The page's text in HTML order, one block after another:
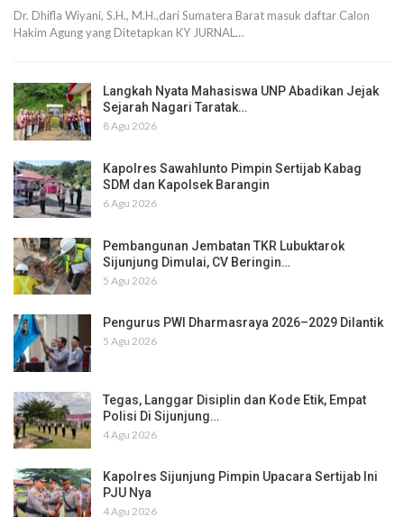
Dr. Dhifla Wiyani, S.H., M.H.,dari Sumatera Barat masuk daftar Calon
Hakim Agung yang Ditetapkan KY JURNAL…
Langkah Nyata Mahasiswa UNP Abadikan Jejak
Sejarah Nagari Taratak…
8 Agu 2026
Kapolres Sawahlunto Pimpin Sertijab Kabag
SDM dan Kapolsek Barangin
6 Agu 2026
Pembangunan Jembatan TKR Lubuktarok
Sijunjung Dimulai, CV Beringin…
5 Agu 2026
Pengurus PWI Dharmasraya 2026–2029 Dilantik
5 Agu 2026
Tegas, Langgar Disiplin dan Kode Etik, Empat
Polisi Di Sijunjung…
4 Agu 2026
Kapolres Sijunjung Pimpin Upacara Sertijab Ini
PJU Nya
4 Agu 2026